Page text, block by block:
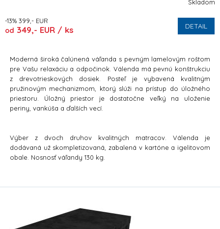
Skladom
-13% 399,- EUR
od 349,- EUR / ks DETAIL
Moderná široká čalúnená váľanda s pevným lamelovým roštom
pre Vašu relaxáciu a odpočinok. Válenda má pevnú konštrukciu
z drevotrieskových dosiek. Posteľ je vybavená kvalitným
pružinovým mechanizmom, ktorý slúži na prístup do úložného
priestoru. Úložný priestor je dostatočne veľký na uloženie
periny, vankúša a ďalších vecí.
Výber z dvoch druhov kvalitných matracov. Válenda je
dodávaná už skompletizovaná, zabalená v kartóne a igelitovom
obale. Nosnosť váľandy 130 kg.